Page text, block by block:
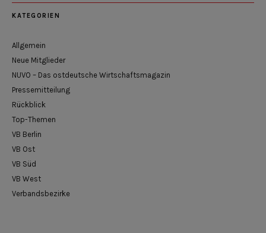
KATEGORIEN
Allgemein
Neue Mitglieder
NUVO – Das ostdeutsche Wirtschaftsmagazin
Pressemitteilung
Rückblick
Top-Themen
VB Berlin
VB Ost
VB Süd
VB West
Verbandsbezirke